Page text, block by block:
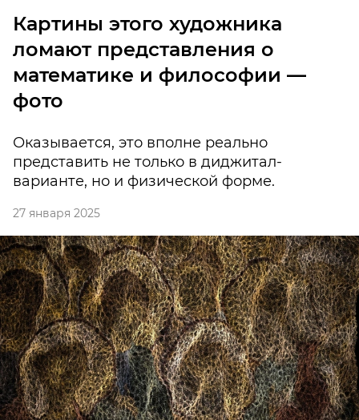
Картины этого художника
ломают представления о
математике и философии —
фото
Оказывается, это вполне реально
представить не только в диджитал-
варианте, но и физической форме.
27 января 2025